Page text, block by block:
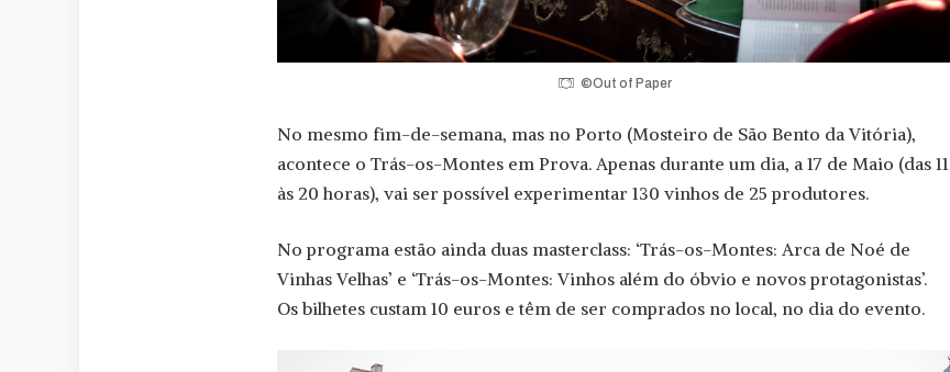
©Out of Paper
No mesmo fim-de-semana, mas no Porto (Mosteiro de São Bento da Vitória),
acontece o Trás-os-Montes em Prova. Apenas durante um dia, a 17 de Maio (das 11
às 20 horas), vai ser possível experimentar 130 vinhos de 25 produtores.
No programa estão ainda duas masterclass: ‘Trás-os-Montes: Arca de Noé de
Vinhas Velhas’ e ‘Trás-os-Montes: Vinhos além do óbvio e novos protagonistas’.
Os bilhetes custam 10 euros e têm de ser comprados no local, no dia do evento.